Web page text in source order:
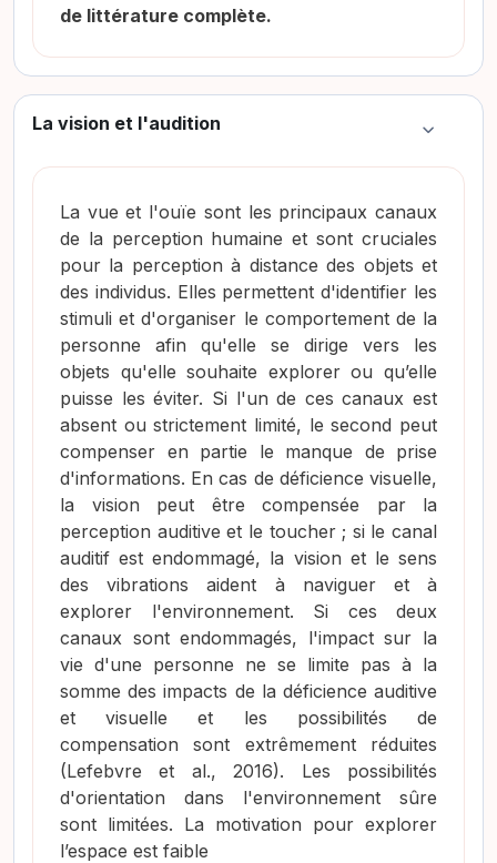
de littérature complète.
La vision et l'audition
Colapsar
La vue et l'ouïe sont les principaux canaux
de la perception humaine et sont cruciales
pour la perception à distance des objets et
des individus. Elles permettent d'identifier les
stimuli et d'organiser le comportement de la
personne afin qu'elle se dirige vers les
objets qu'elle souhaite explorer ou qu’elle
puisse les éviter. Si l'un de ces canaux est
absent ou strictement limité, le second peut
compenser en partie le manque de prise
d'informations. En cas de déficience visuelle,
la vision peut être compensée par la
perception auditive et le toucher ; si le canal
auditif est endommagé, la vision et le sens
des vibrations aident à naviguer et à
explorer l'environnement. Si ces deux
canaux sont endommagés, l'impact sur la
vie d'une personne ne se limite pas à la
somme des impacts de la déficience auditive
et visuelle et les possibilités de
compensation sont extrêmement réduites
(Lefebvre et al., 2016). Les possibilités
d'orientation dans l'environnement sûre
sont limitées. La motivation pour explorer
l’espace est faible